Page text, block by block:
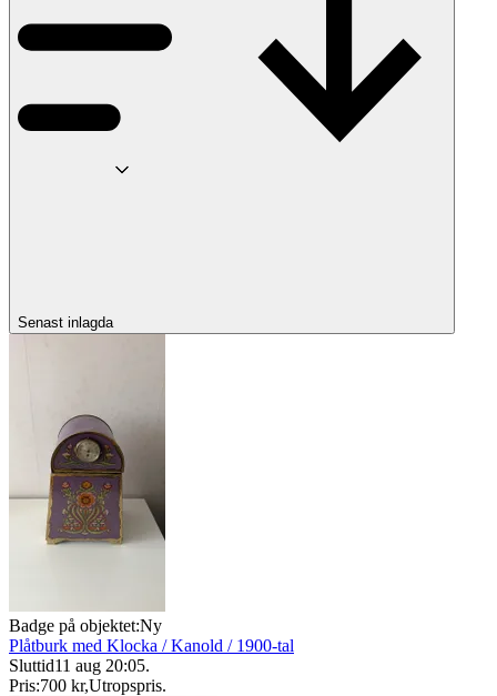
Senast inlagda
Badge på objektet:Ny
Plåtburk med Klocka / Kanold / 1900-tal
Sluttid11 aug 20:05.
Pris:700 kr,Utropspris.